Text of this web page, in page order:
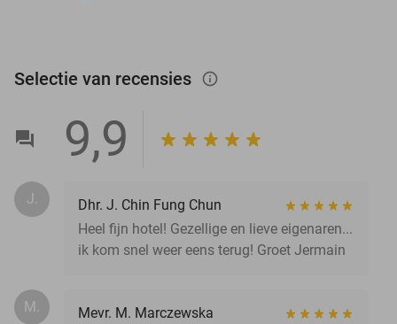
Selectie van recensies info_outlined
9,9
J.
Dhr. J. Chin Fung Chun
Heel fijn hotel! Gezellige en lieve eigenaren...
ik kom snel weer eens terug! Groet Jermain
M.
Mevr. M. Marczewska